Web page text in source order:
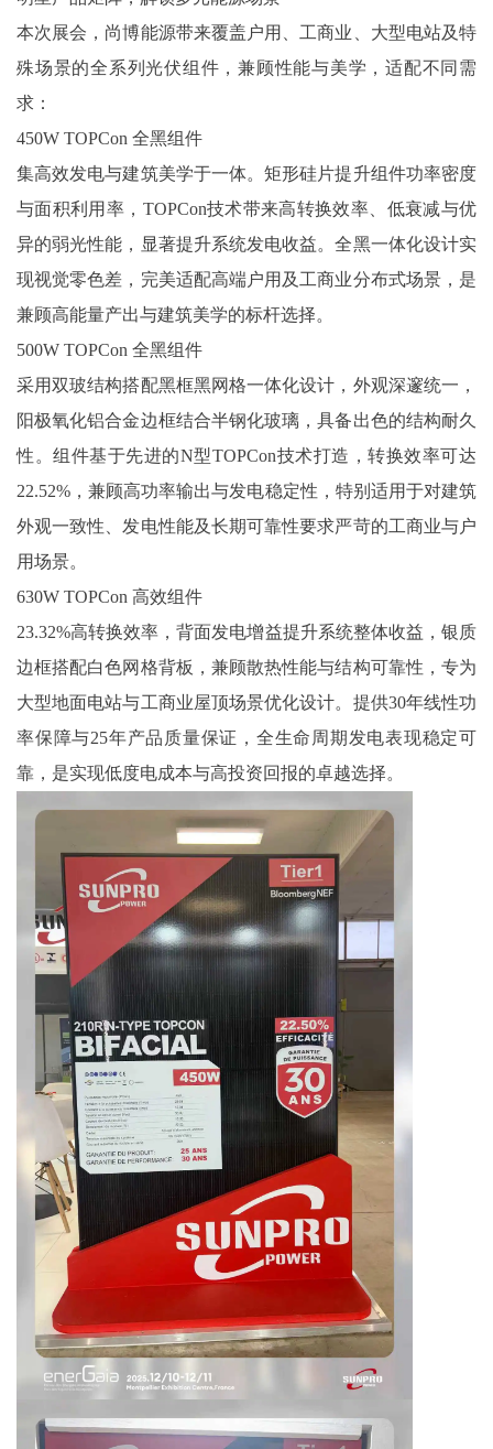
本次展会，尚博能源带来覆盖户用、工商业、大型电站及特
殊场景的全系列光伏组件，兼顾性能与美学，适配不同需
求：
450W TOPCon 全黑组件
集高效发电与建筑美学于一体。矩形硅片提升组件功率密度
与面积利用率，TOPCon技术带来高转换效率、低衰减与优
异的弱光性能，显著提升系统发电收益。全黑一体化设计实
现视觉零色差，完美适配高端户用及工商业分布式场景，是
兼顾高能量产出与建筑美学的标杆选择。
500W TOPCon 全黑组件
采用双玻结构搭配黑框黑网格一体化设计，外观深邃统一，
阳极氧化铝合金边框结合半钢化玻璃，具备出色的结构耐久
性。组件基于先进的N型TOPCon技术打造，转换效率可达
22.52%，兼顾高功率输出与发电稳定性，特别适用于对建筑
外观一致性、发电性能及长期可靠性要求严苛的工商业与户
用场景。
630W TOPCon 高效组件
23.32%高转换效率，背面发电增益提升系统整体收益，银质
边框搭配白色网格背板，兼顾散热性能与结构可靠性，专为
大型地面电站与工商业屋顶场景优化设计。提供30年线性功
率保障与25年产品质量保证，全生命周期发电表现稳定可
靠，是实现低度电成本与高投资回报的卓越选择。